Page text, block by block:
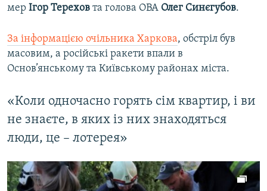
мер Ігор Терехов та голова ОВА Олег Синєгубов.
За інформацією очільника Харкова, обстріл був
масовим, а російські ракети впали в
Основ’янському та Київському районах міста.
«Коли одночасно горять сім квартир, і ви
не знаєте, в яких із них знаходяться
люди, це – лотерея»